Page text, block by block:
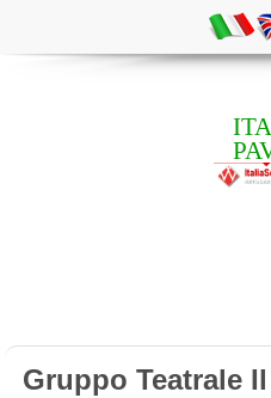
Gruppo Teatrale